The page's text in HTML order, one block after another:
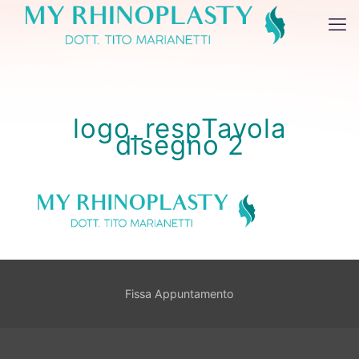
logo_respTavola
disegno 2
Fissa Appuntamento